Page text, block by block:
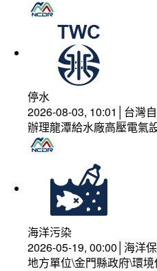
停水
2026-08-03, 10:01│台灣
辦理龍潭給水廠高壓電氣
海洋污染
2026-05-19, 00:00│海洋
地方單位\金門縣政府\環